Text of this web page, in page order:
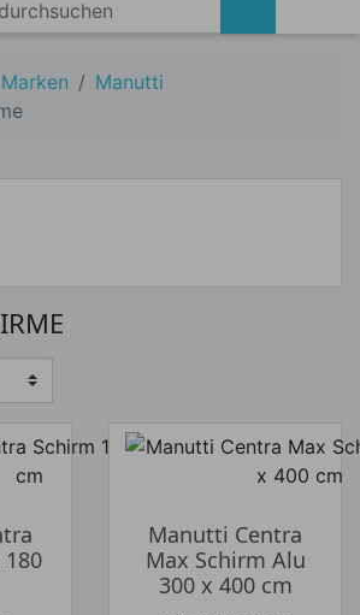
Marken
Manutti
4
Manutti Centra
Max Schirm Alu
300 x 400 cm